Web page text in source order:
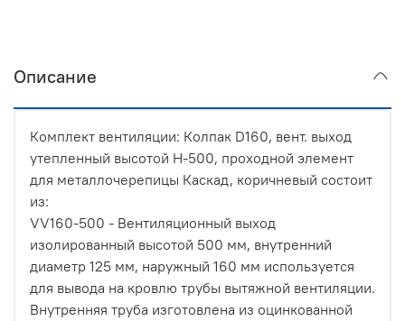
Описание
Комплект вентиляции: Колпак D160, вент. выход
утепленный высотой Н-500, проходной элемент
для металлочерепицы Каскад, коричневый состоит
из:
VV160-500 - Вентиляционный выход
изолированный высотой 500 мм, внутренний
диаметр 125 мм, наружный 160 мм используется
для вывода на кровлю трубы вытяжной вентиляции.
Внутренняя труба изготовлена из оцинкованной